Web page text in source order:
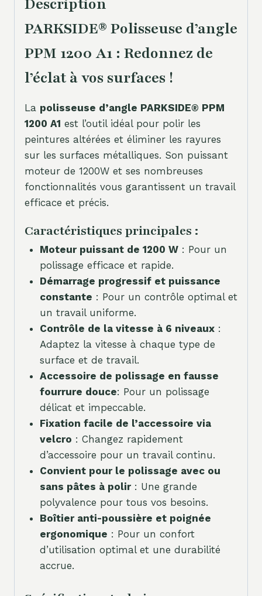
Description
PARKSIDE® Polisseuse d’angle
PPM 1200 A1 : Redonnez de
l’éclat à vos surfaces !
La polisseuse d’angle PARKSIDE® PPM
1200 A1 est l’outil idéal pour polir les
peintures altérées et éliminer les rayures
sur les surfaces métalliques. Son puissant
moteur de 1200W et ses nombreuses
fonctionnalités vous garantissent un travail
efficace et précis.
Caractéristiques principales :
Moteur puissant de 1200 W: Pour un
polissage efficace et rapide.
Démarrage progressif et puissance
constante : Pour un contrôle optimal et
un travail uniforme.
Contrôle de la vitesse à 6 niveaux:
Adaptez la vitesse à chaque type de
surface et de travail.
Accessoire de polissage en fausse
fourrure douce: Pour un polissage
délicat et impeccable.
Fixation facile de l’accessoire via
velcro : Changez rapidement
d’accessoire pour un travail continu.
Convient pour le polissage avec ou
sans pâtes à polir: Une grande
polyvalence pour tous vos besoins.
Boîtier anti-poussière et poignée
ergonomique : Pour un confort
d’utilisation optimal et une durabilité
accrue.